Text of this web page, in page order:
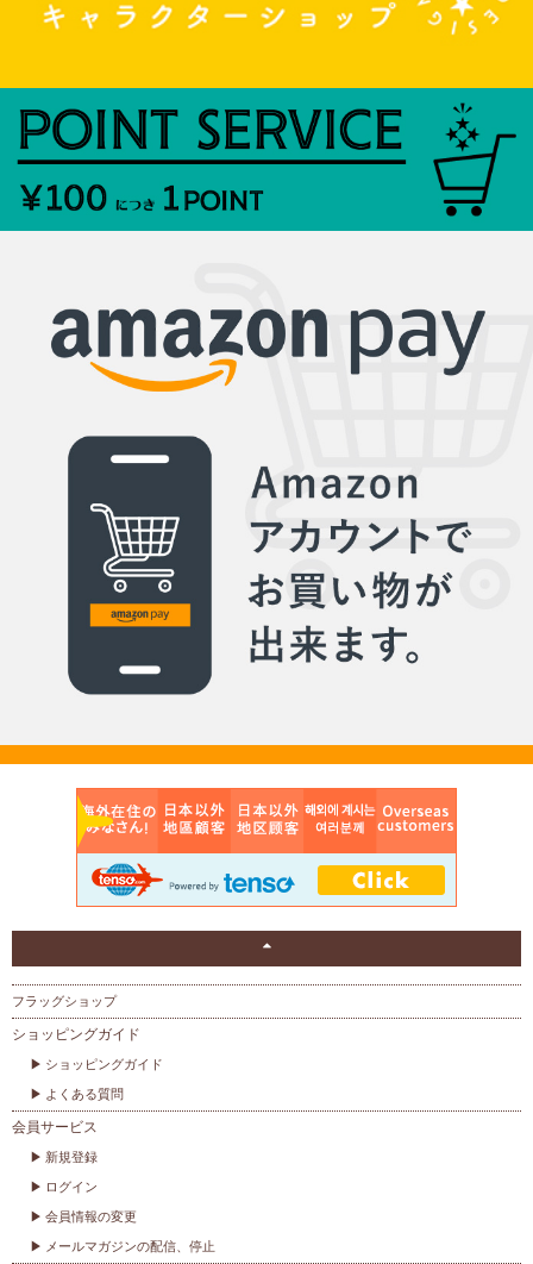
フラッグショップ
ショッピングガイド
ショッピングガイド
よくある質問
会員サービス
新規登録
ログイン
会員情報の変更
メールマガジンの配信、停止